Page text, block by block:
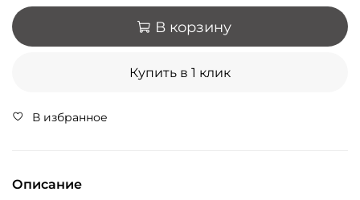
В корзину
Купить в 1 клик
В избранное
Описание